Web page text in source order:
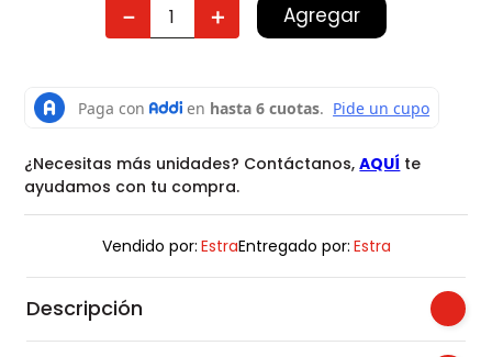
＋
－ Agregar
¿Necesitas más unidades? Contáctanos,AQUÍ te
ayudamos con tu compra.
Vendido por: EstraEntregado por: Estra
Descripción